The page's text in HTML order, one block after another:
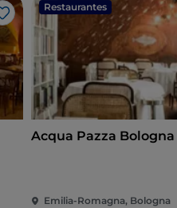
Me gusta
Restaurantes
Acqua Pazza Bologna
Emilia-Romagna, Bologna